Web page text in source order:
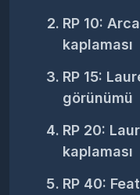
RP 10:
kaplaması
RP 15:
görünümü
RP 20:
kaplaması
RP 40: